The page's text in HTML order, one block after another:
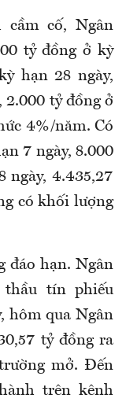
cầm cố, Ngân
tỷ đồng ở kỳ
hạn 28 ngày,
2.000 tỷ đồng ở
4%/năm. Có
7 ngày, 8.000
ngày, 4.435,27
có khối lượng
đáo hạn. Ngân
thầu tín phiếu
hôm qua Ngân
tỷ đồng ra
mở. Đến
trên kênh